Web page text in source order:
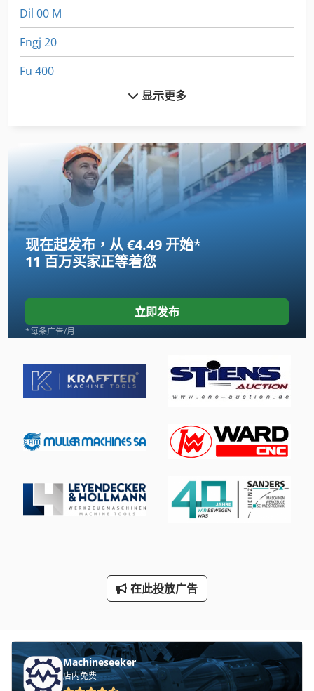
Dil 00 M
Fngj 20
Fu 400
Tur 560
刀具 125 Mm
卧 式 带 锯
原木带锯
履带式装载机
履带起重机
工具 车
带锯床
立 式 裁 板 锯
行李 拖车
铲运机
显示更多
现在起发布，从 €4.49 开始*
11 百万买家正等着您
立即发布
*每条广告/月
在此投放广告
Machineseeker
店内免费